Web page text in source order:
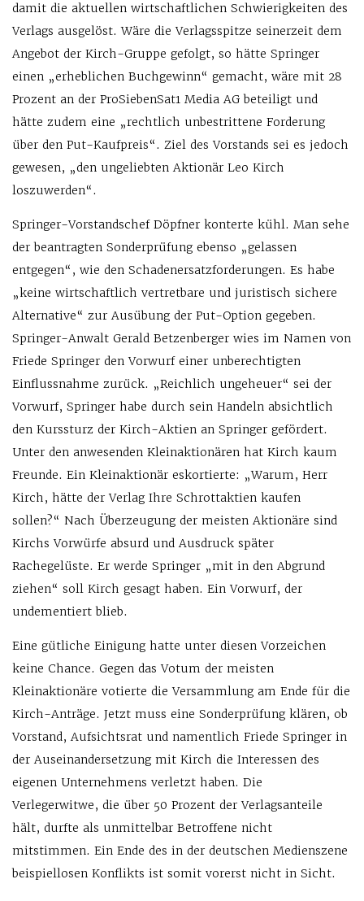
damit die aktuellen wirtschaftlichen Schwierigkeiten des
Verlags ausgelöst. Wäre die Verlagsspitze seinerzeit dem
Angebot der Kirch-Gruppe gefolgt, so hätte Springer
einen „erheblichen Buchgewinn“ gemacht, wäre mit 28
Prozent an der ProSiebenSat1 Media AG beteiligt und
hätte zudem eine „rechtlich unbestrittene Forderung
über den Put-Kaufpreis“. Ziel des Vorstands sei es jedoch
gewesen, „den ungeliebten Aktionär Leo Kirch
loszuwerden“.
Springer-Vorstandschef Döpfner konterte kühl. Man sehe
der beantragten Sonderprüfung ebenso „gelassen
entgegen“, wie den Schadenersatzforderungen. Es habe
„keine wirtschaftlich vertretbare und juristisch sichere
Alternative“ zur Ausübung der Put-Option gegeben.
Springer-Anwalt Gerald Betzenberger wies im Namen von
Friede Springer den Vorwurf einer unberechtigten
Einflussnahme zurück. „Reichlich ungeheuer“ sei der
Vorwurf, Springer habe durch sein Handeln absichtlich
den Kurssturz der Kirch-Aktien an Springer gefördert.
Unter den anwesenden Kleinaktionären hat Kirch kaum
Freunde. Ein Kleinaktionär eskortierte: „Warum, Herr
Kirch, hätte der Verlag Ihre Schrottaktien kaufen
sollen?“ Nach Überzeugung der meisten Aktionäre sind
Kirchs Vorwürfe absurd und Ausdruck später
Rachegelüste. Er werde Springer „mit in den Abgrund
ziehen“ soll Kirch gesagt haben. Ein Vorwurf, der
undementiert blieb.
Eine gütliche Einigung hatte unter diesen Vorzeichen
keine Chance. Gegen das Votum der meisten
Kleinaktionäre votierte die Versammlung am Ende für die
Kirch-Anträge. Jetzt muss eine Sonderprüfung klären, ob
Vorstand, Aufsichtsrat und namentlich Friede Springer in
der Auseinandersetzung mit Kirch die Interessen des
eigenen Unternehmens verletzt haben. Die
Verlegerwitwe, die über 50 Prozent der Verlagsanteile
hält, durfte als unmittelbar Betroffene nicht
mitstimmen. Ein Ende des in der deutschen Medienszene
beispiellosen Konflikts ist somit vorerst nicht in Sicht.